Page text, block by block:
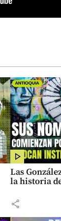
Las
la historia
share